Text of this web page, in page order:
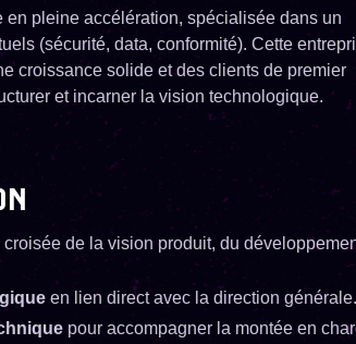
pleine accélération, spécialisée dans un
(sécurité, data, conformité). Cette
croissance solide et des clients de premier
et incarner la vision technologique.
de la vision produit, du
en lien direct avec la direction générale.
pour accompagner la montée en